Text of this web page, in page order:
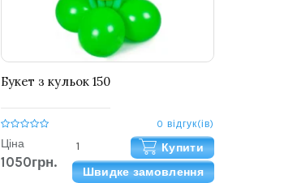
Букет з кульок 150
0 відгук(ів)
Ціна
1050грн.
Купити
Швидке замовлення